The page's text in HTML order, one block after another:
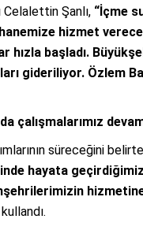
Şanlı, “İçme
hizmet
hızla başladı.
gideriliyor. Özlem
çalışmalarımız
süreceğini
hayata